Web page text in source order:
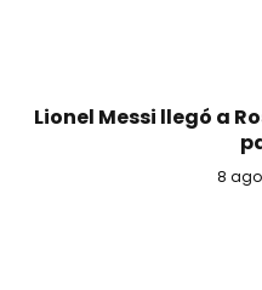
Lionel Messi llegó a
8